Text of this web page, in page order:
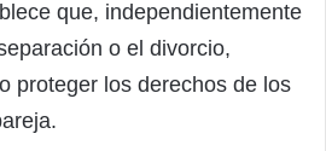
que, independientemente
o el divorcio,
proteger los derechos de los